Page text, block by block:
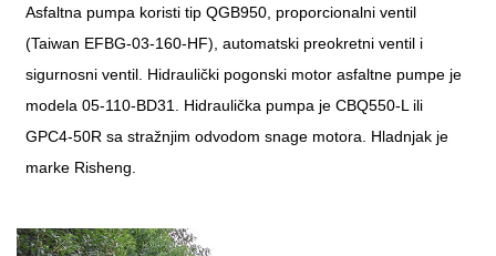
Asfaltna pumpa koristi tip QGB950, proporcionalni ventil
(Taiwan EFBG-03-160-HF), automatski preokretni ventil i
sigurnosni ventil. Hidraulički pogonski motor asfaltne pumpe je
modela 05-110-BD31. Hidraulička pumpa je CBQ550-L ili
GPC4-50R sa stražnjim odvodom snage motora. Hladnjak je
marke Risheng.